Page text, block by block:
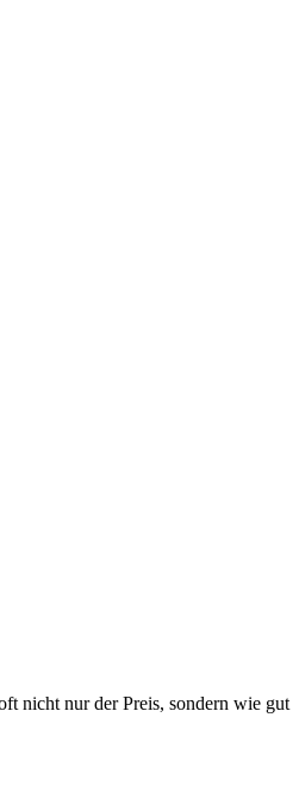
nicht nur der Preis, sondern wie gut